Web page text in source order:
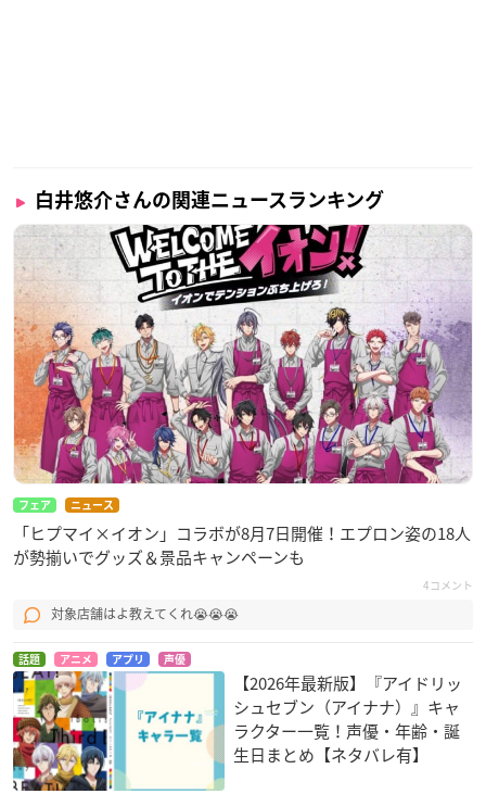
白井悠介さんの関連ニュースランキング
フェア ニュース
「ヒプマイ×イオン」コラボが8月7日開催！エプロン姿の18人
が勢揃いでグッズ＆景品キャンペーンも
4コメント
対象店舗はよ教えてくれ😭😭😭
話題 アニメ アプリ 声優
【2026年最新版】『アイドリッ
シュセブン（アイナナ）』キャ
ラクター一覧！声優・年齢・誕
生日まとめ【ネタバレ有】